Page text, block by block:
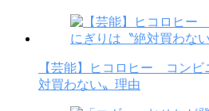
【芸能】ヒコロヒー コンビ
対買わない〟理由